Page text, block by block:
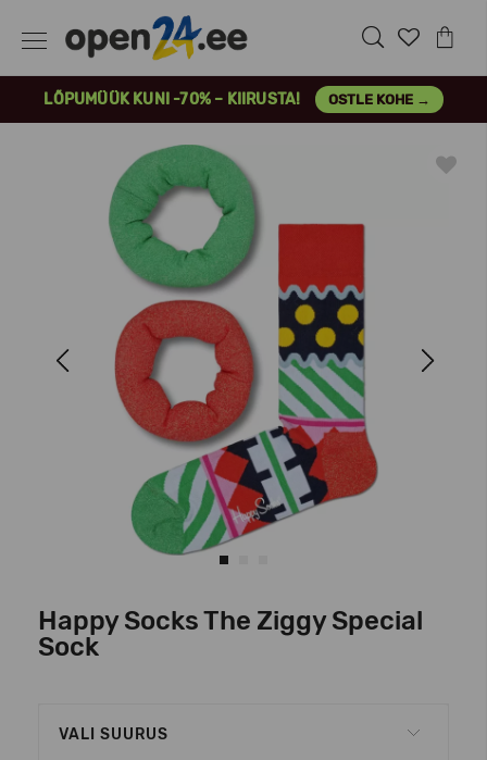
LÕPUMÜÜK KUNI -70% – KIIRUSTA! OSTLE KOHE →
Next
Happy Socks The Ziggy Special
Sock
VALI SUURUS